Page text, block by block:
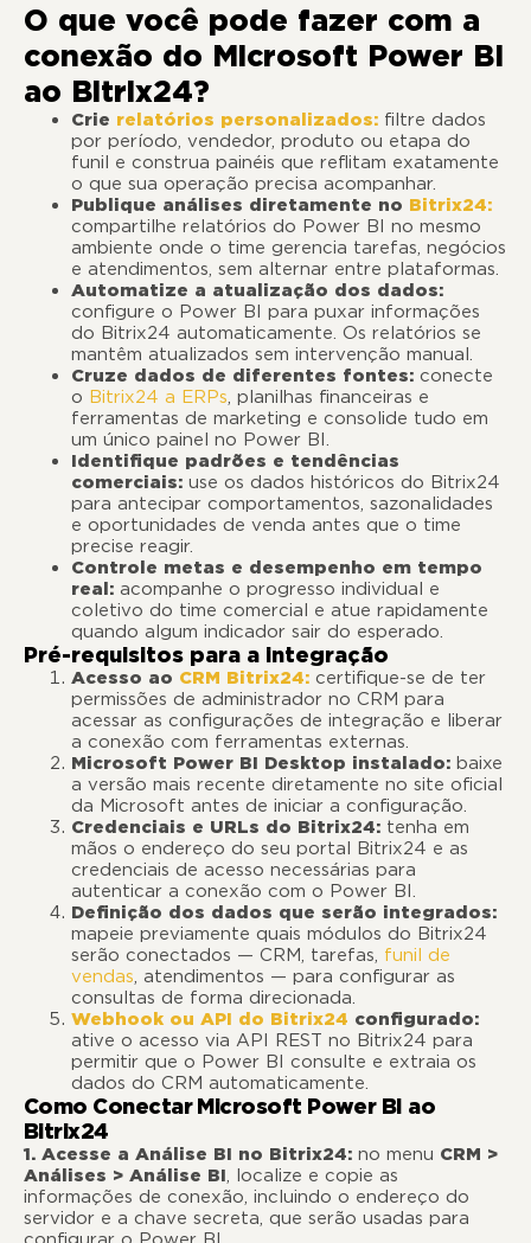
O que você pode fazer com a
conexão do Microsoft Power BI
ao Bitrix24?
Crie relatórios personalizados: filtre dados
por período, vendedor, produto ou etapa do
funil e construa painéis que reflitam exatamente
o que sua operação precisa acompanhar.
Publique análises diretamente no Bitrix24:
compartilhe relatórios do Power BI no mesmo
ambiente onde o time gerencia tarefas, negócios
e atendimentos, sem alternar entre plataformas.
Automatize a atualização dos dados:
configure o Power BI para puxar informações
do Bitrix24 automaticamente. Os relatórios se
mantêm atualizados sem intervenção manual.
Cruze dados de diferentes fontes: conecte
o Bitrix24 a ERPs , planilhas financeiras e
ferramentas de marketing e consolide tudo em
um único painel no Power BI.
Identifique padrões e tendências
comerciais: use os dados históricos do Bitrix24
para antecipar comportamentos, sazonalidades
e oportunidades de venda antes que o time
precise reagir.
Controle metas e desempenho em tempo
real: acompanhe o progresso individual e
coletivo do time comercial e atue rapidamente
quando algum indicador sair do esperado.
Pré-requisitos para a integração
Acesso ao CRM Bitrix24: certifique-se de ter
permissões de administrador no CRM para
acessar as configurações de integração e liberar
a conexão com ferramentas externas.
Microsoft Power BI Desktop instalado: baixe
a versão mais recente diretamente no site oficial
da Microsoft antes de iniciar a configuração.
Credenciais e URLs do Bitrix24: tenha em
mãos o endereço do seu portal Bitrix24 e as
credenciais de acesso necessárias para
autenticar a conexão com o Power BI.
Definição dos dados que serão integrados:
mapeie previamente quais módulos do Bitrix24
serão conectados — CRM, tarefas, funil de
vendas , atendimentos — para configurar as
consultas de forma direcionada.
Webhook ou API do Bitrix24 configurado:
ative o acesso via API REST no Bitrix24 para
permitir que o Power BI consulte e extraia os
dados do CRM automaticamente.
Como Conectar Microsoft Power BI ao
Bitrix24
1. Acesse a Análise BI no Bitrix24: no menu CRM >
Análises > Análise BI , localize e copie as
informações de conexão, incluindo o endereço do
servidor e a chave secreta, que serão usadas para